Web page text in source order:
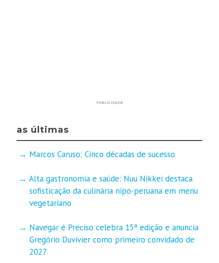
PUBLICIDADE
as últimas
Marcos Caruso: Cinco décadas de sucesso
Alta gastronomia e saúde: Nuu Nikkei destaca
sofisticação da culinária nipo-peruana em menu
vegetariano
Navegar é Preciso celebra 15ª edição e anuncia
Gregório Duvivier como primeiro convidado de
2027